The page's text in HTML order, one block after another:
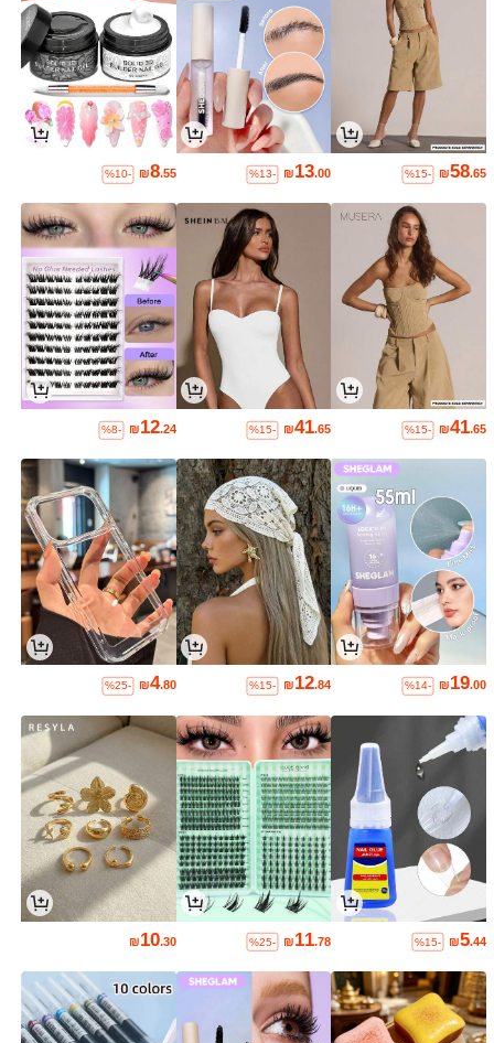
₪58.65
%15-
₪13.00
%13-
₪8.55
%10-
₪41.65
%15-
₪41.65
%15-
₪12.24
%8-
₪19.00
%14-
₪12.84
%15-
₪4.80
%25-
₪5.44
%15-
₪11.78
%25-
₪10.30